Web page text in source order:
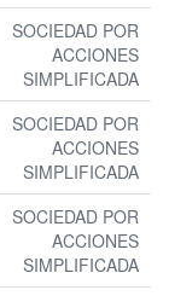
SOCIEDAD POR
ACCIONES
SIMPLIFICADA
SOCIEDAD POR
ACCIONES
SIMPLIFICADA
SOCIEDAD POR
ACCIONES
SIMPLIFICADA